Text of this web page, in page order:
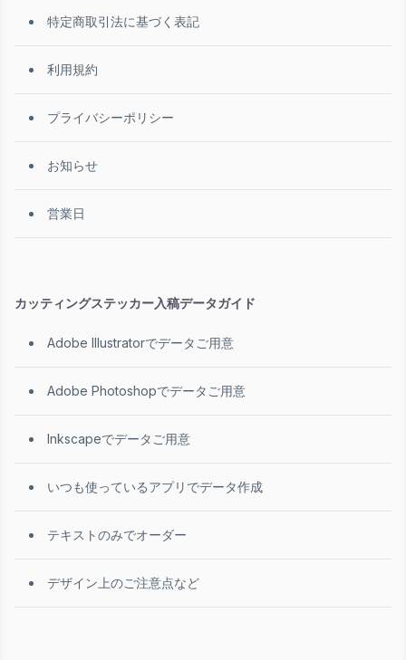
特定商取引法に基づく表記
利用規約
プライバシーポリシー
お知らせ
営業日
カッティングステッカー入稿データガイド
Adobe Illustratorでデータご用意
Adobe Photoshopでデータご用意
Inkscapeでデータご用意
いつも使っているアプリでデータ作成
テキストのみでオーダー
デザイン上のご注意点など